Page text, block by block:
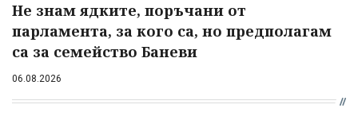
Не знам ядките, поръчани от
парламента, за кого са, но предполагам
са за семейство Баневи
06.08.2026